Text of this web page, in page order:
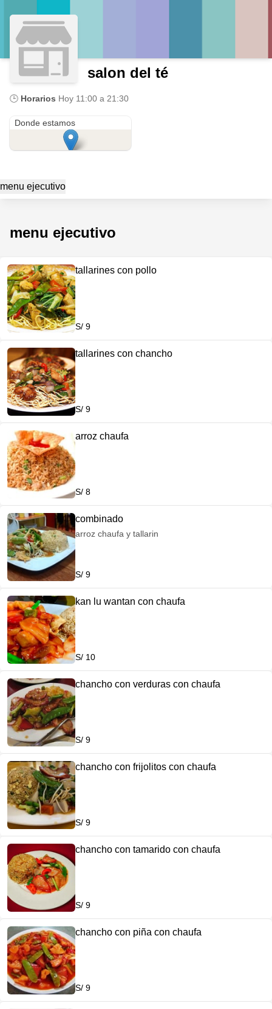
salon del té
🕒 Horarios Hoy 11:00 a 21:30
Donde estamos
menu ejecutivo
menu ejecutivo
tallarines con pollo
S/ 9
tallarines con chancho
S/ 9
arroz chaufa
S/ 8
combinado
arroz chaufa y tallarin
S/ 9
kan lu wantan con chaufa
S/ 10
chancho con verduras con chaufa
S/ 9
chancho con frijolitos con chaufa
S/ 9
chancho con tamarido con chaufa
S/ 9
chancho con piña con chaufa
S/ 9